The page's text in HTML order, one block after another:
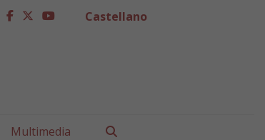
facebook
twitter
youtubeCastellano
Multimedia